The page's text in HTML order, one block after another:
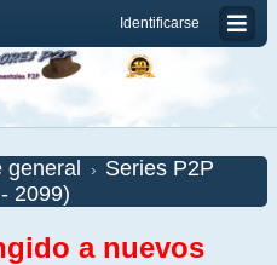
Identificarse
general
Series P2P
2099)
a nuevos